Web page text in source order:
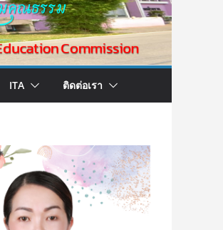
ITA ติดต่อเรา